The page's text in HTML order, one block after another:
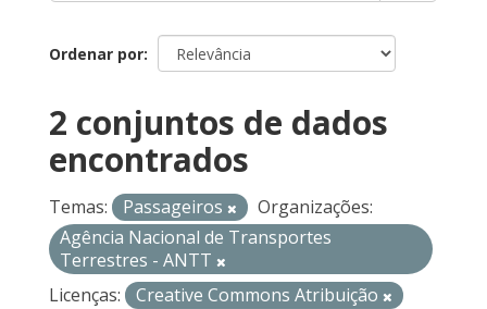
Ordenar por
2 conjuntos de dados
encontrados
Temas: Passageiros
Organizações:
Agência Nacional de Transportes
Terrestres - ANTT
Licenças:
Creative Commons Atribuição